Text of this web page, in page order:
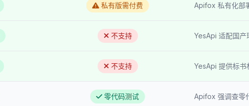
私有版需付费 Apifox 私有化部
不支持 YesApi 适配国产
不支持 YesApi 提供标书
零代码测试 Apifox 强调查零